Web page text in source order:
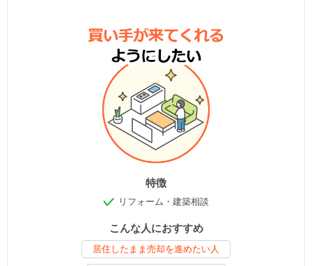
特徴
リフォーム・建築相談
こんな人におすすめ
居住したまま売却を進めたい人